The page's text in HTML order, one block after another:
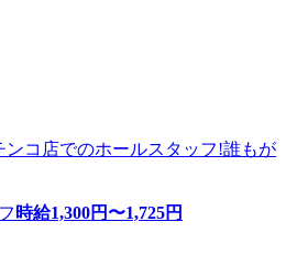
ンコ店でのホールスタッフ!誰もが
時給1,300円〜1,725円